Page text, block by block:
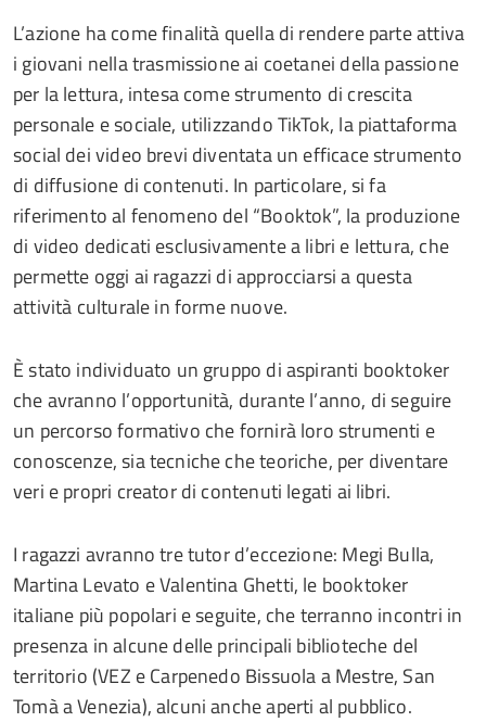
L’azione ha come finalità quella di rendere parte attiva
i giovani nella trasmissione ai coetanei della passione
per la lettura, intesa come strumento di crescita
personale e sociale, utilizzando TikTok, la piattaforma
social dei video brevi diventata un efficace strumento
di diffusione di contenuti. In particolare, si fa
riferimento al fenomeno del “Booktok”, la produzione
di video dedicati esclusivamente a libri e lettura, che
permette oggi ai ragazzi di approcciarsi a questa
attività culturale in forme nuove.
È stato individuato un gruppo di aspiranti booktoker
che avranno l’opportunità, durante l’anno, di seguire
un percorso formativo che fornirà loro strumenti e
conoscenze, sia tecniche che teoriche, per diventare
veri e propri creator di contenuti legati ai libri.
I ragazzi avranno tre tutor d’eccezione: Megi Bulla,
Martina Levato e Valentina Ghetti, le booktoker
italiane più popolari e seguite, che terranno incontri in
presenza in alcune delle principali biblioteche del
territorio (VEZ e Carpenedo Bissuola a Mestre, San
Tomà a Venezia), alcuni anche aperti al pubblico.